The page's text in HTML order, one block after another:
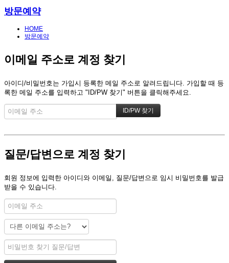
방문예약
HOME
방문예약
이메일 주소로 계정 찾기
아이디/비밀번호는 가입시 등록한 메일 주소로 알려드립니다. 가입할 때 등
록한 메일 주소를 입력하고 "ID/PW 찾기" 버튼을 클릭해주세요.
질문/답변으로 계정 찾기
회원 정보에 입력한 아이디와 이메일, 질문/답변으로 임시 비밀번호를 발급
받을 수 있습니다.